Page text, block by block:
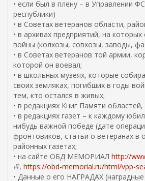
н
я
с
с
ы
к
а
л
а
д
л
я
т
п
а
в
к
и
m
a
i
• если был в плену – в Управлении
республики)
• в Советах ветеранов области,
• в архивах предприятий, на
войны (колхозы, совхозы, заводы,
• в Советах ветеранов той армии,
которой он воевал;
• в школьных музеях, которые
своих земляках, погибших в годы
тем, кто остался в живых;
• в редакциях Книг Памяти
• в редакциях газет – к каждому
нибудь важной победе (дате
фронтовиков, статьи о ветеранах в
районных газетах;
• на сайте ОБД МЕМОРИАЛ http://
(
в
, https://obd-memorial.ru/html/vpp-
• Данные о его НАГРАДАХ